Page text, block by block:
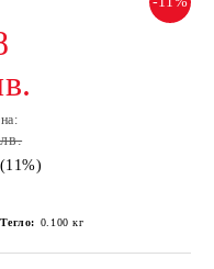
Тегло: 0.100 кг